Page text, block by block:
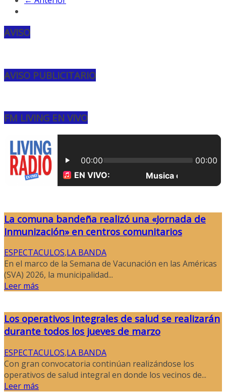
AVISO
AVISO PUBLICITARIO
FM LIVING EN VIVO
La comuna bandeña realizó una «Jornada de
Inmunización» en centros comunitarios
ESPECTACULOS,LA BANDA
En el marco de la Semana de Vacunación en las Américas
(SVA) 2026, la municipalidad...
Leer más
Los operativos integrales de salud se realizarán
durante todos los jueves de marzo
ESPECTACULOS,LA BANDA
Con gran convocatoria continúan realizándose los
operativos de salud integral en donde los vecinos de...
Leer más